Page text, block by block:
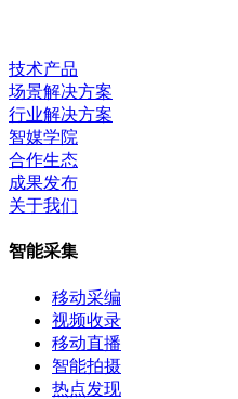
技术产品
场景解决方案
行业解决方案
智媒学院
合作生态
成果发布
关于我们
智能采集
移动采编
视频收录
移动直播
智能拍摄
热点发现